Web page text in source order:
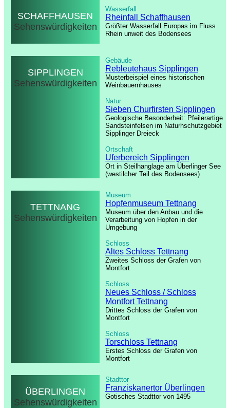
SCHAFFHAUSEN
Sehenswürdigkeiten
Wasserfall
Rheinfall Schaffhausen
Größter Wasserfall Europas im Fluss
Rhein unweit des Bodensees
SIPPLINGEN
Sehenswürdigkeiten
Gebäude
Rebleutehaus Sipplingen
Musterbeispiel eines historischen
Weinbauernhauses
Natur
Sieben Churfirsten Sipplingen
Geologische Besonderheit: Pfeilerartige
Sandsteinfelsen im Naturhschutzgebiet
Sipplinger Dreieck
Ortschaft
Uferbereich Sipplingen
Ort in Steilhanglage am Überlinger See
(westilcher Teil des Bodensees)
TETTNANG
Sehenswürdigkeiten
Museum
Hopfenmuseum Tettnang
Museum über den Anbau und die
Verarbeitung von Hopfen in der
Umgebung
Schloss
Altes Schloss Tettnang
Zweites Schloss der Grafen von
Montfort
Schloss
Neues Schloss / Schloss
Montfort Tettnang
Drittes Schloss der Grafen von
Montfort
Schloss
Torschloss Tettnang
Erstes Schloss der Grafen von
Montfort
ÜBERLINGEN
Sehenswürdigkeiten
Stadttor
Franziskanertor Überlingen
Gotisches Stadttor von 1495